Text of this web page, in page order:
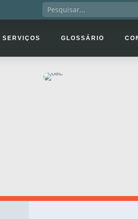
SERVIÇOS GLOSSÁRIO